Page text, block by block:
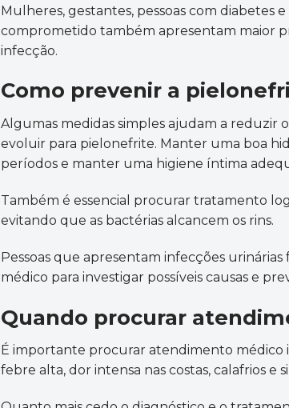
Mulheres, gestantes, pessoas com diabetes
comprometido também apresentam maior
infecção.
Como prevenir a
Algumas medidas simples ajudam a reduzir
evoluir para pielonefrite. Manter uma boa
períodos e manter uma higiene íntima
Também é essencial procurar tratamento
evitando que as bactérias alcancem os rins.
Pessoas que apresentam infecções
médico para investigar possíveis causas e
Quando procurar
É importante procurar atendimento médico
febre alta, dor intensa nas costas, calafrios e